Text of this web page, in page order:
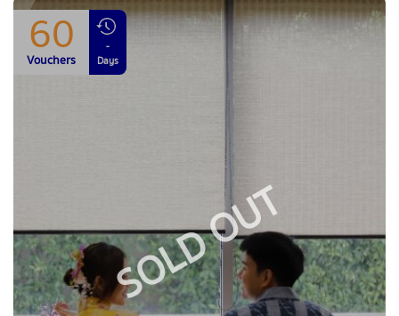
60
Vouchers
-
Days
SOLD OUT